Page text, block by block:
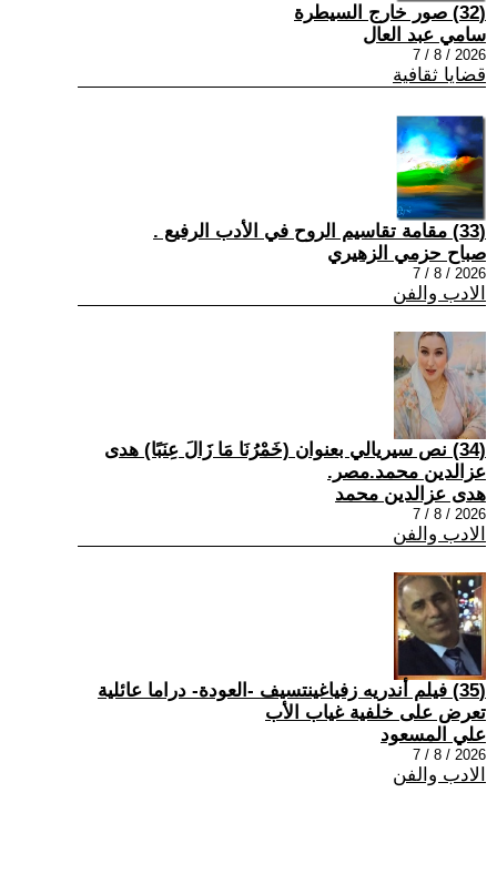
(32) صور خارج السيطرة
سامي عبد العال
2026 / 8 / 7
قضايا ثقافية
(33) مقامة تقاسيم الروح في الأدب الرفيع .
صباح حزمي الزهيري
2026 / 8 / 7
الادب والفن
(34) نص سيريالي بعنوان (خَمْرُنَا مَا زَالَ عِنَبًا) هدى
عزالدين محمد.مصر.
هدى عزالدين محمد
2026 / 8 / 7
الادب والفن
(35) فيلم أندريه زفياغينتسيف -العودة- دراما عائلية
تعرض على خلفية غياب الأب
علي المسعود
2026 / 8 / 7
الادب والفن